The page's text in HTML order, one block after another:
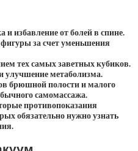
и избавление от болей в спине.
за счет уменьшения
тех самых заветных кубиков.
улучшение метаболизма.
брюшной полости и малого
самомассажа.
противопоказания
обязательно нужно узнать